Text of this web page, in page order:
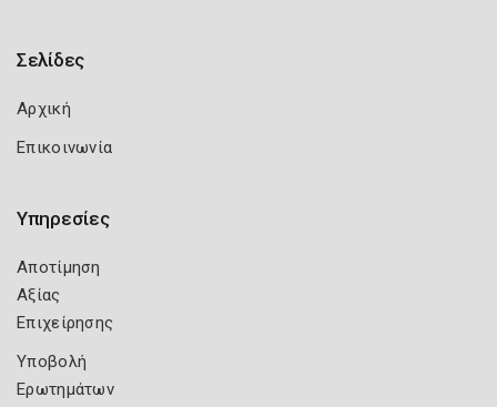
Σελίδες
Αρχική
Επικοινωνία
Υπηρεσίες
Αποτίμηση
Αξίας
Επιχείρησης
Υποβολή
Ερωτημάτων